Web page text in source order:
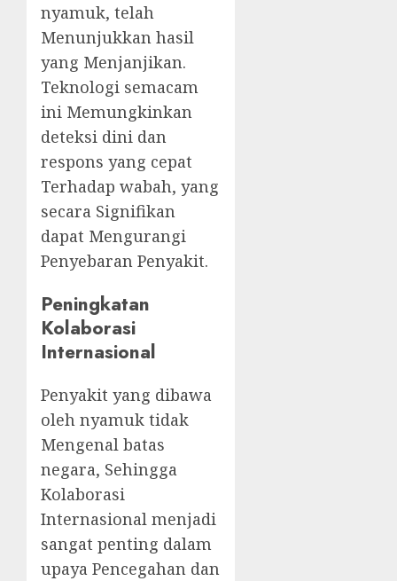
nyamuk, telah
Menunjukkan hasil
yang Menjanjikan.
Teknologi semacam
ini Memungkinkan
deteksi dini dan
respons yang cepat
Terhadap wabah, yang
secara Signifikan
dapat Mengurangi
Penyebaran Penyakit.
Peningkatan
Kolaborasi
Internasional
Penyakit yang dibawa
oleh nyamuk tidak
Mengenal batas
negara, Sehingga
Kolaborasi
Internasional menjadi
sangat penting dalam
upaya Pencegahan dan